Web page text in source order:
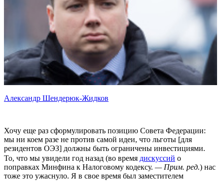
Александр Шендерюк-Жидков
Хочу еще раз сформулировать позицию Совета Федерации:
мы ни коем разе не против самой идеи, что льготы [для
резидентов ОЭЗ] должны быть ограничены инвестициями.
То, что мы увидели год назад (во время дискуссий о
поправках Минфина к Налоговому кодексу. — Прим. ред.) нас
тоже это ужаснуло. Я в свое время был заместителем